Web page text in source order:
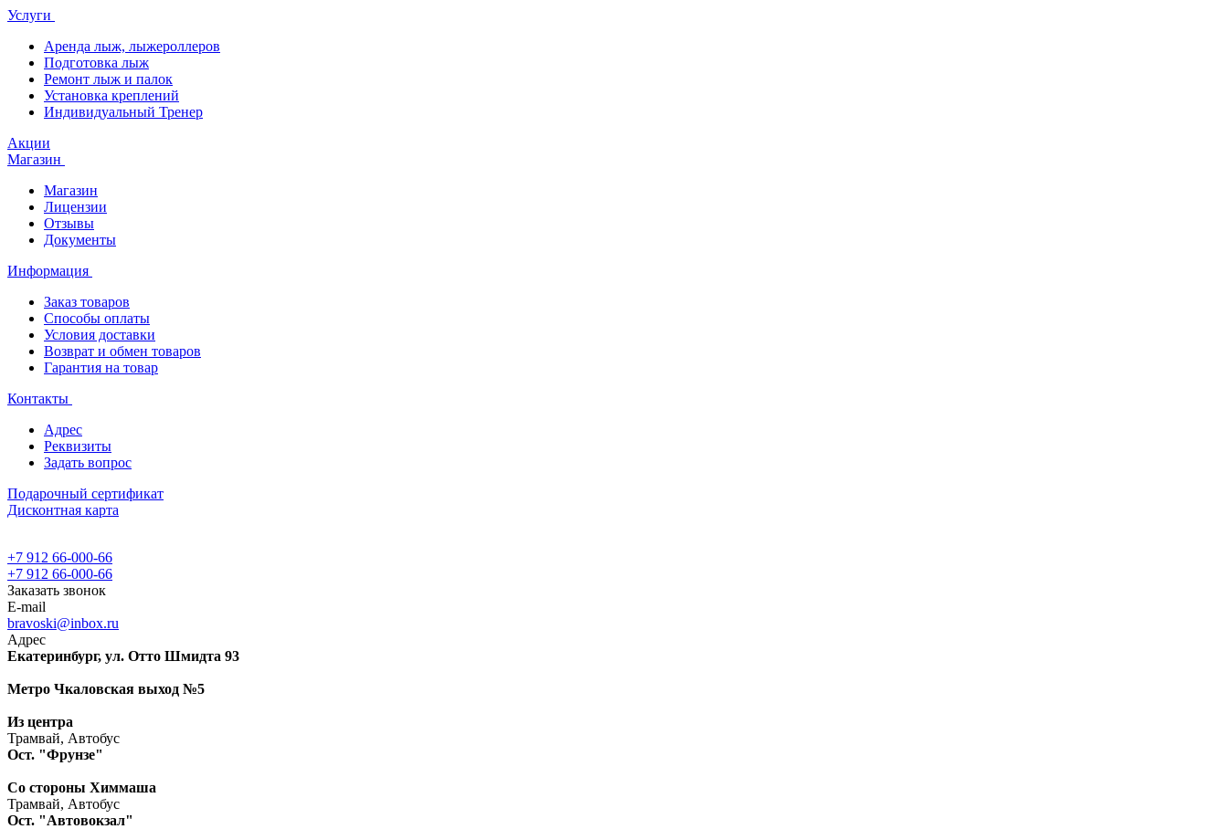
Услуги
Аренда лыж, лыжероллеров
Подготовка лыж
Ремонт лыж и палок
Установка креплений
Индивидуальный Тренер
Акции
Магазин
Магазин
Лицензии
Отзывы
Документы
Информация
Заказ товаров
Способы оплаты
Условия доставки
Возврат и обмен товаров
Гарантия на товар
Контакты
Адрес
Реквизиты
Задать вопрос
Подарочный сертификат
Дисконтная карта
+7 912 66-000-66
+7 912 66-000-66
Заказать звонок
E-mail
bravoski@inbox.ru
Адрес
Екатеринбург, ул. Отто Шмидта 93
Метро Чкаловская выход №5
Из центра
Трамвай, Автобус
Ост. "Фрунзе"
Со стороны Химмаша
Трамвай, Автобус
Ост. "Автовокзал"